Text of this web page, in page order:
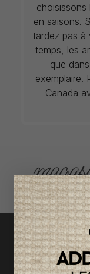
choisissons
en saisons.
tardez pas à
temps, les
que
exemplaire.
Canada